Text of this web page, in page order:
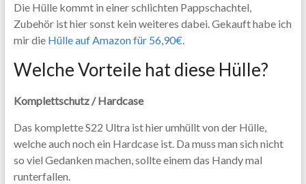
Die Hülle kommt in einer schlichten Pappschachtel,
Zubehör ist hier sonst kein weiteres dabei. Gekauft habe ich
mir die Hülle auf Amazon für 56,90€.
Welche Vorteile hat diese Hülle?
Komplettschutz / Hardcase
Das komplette S22 Ultra ist hier umhüllt von der Hülle,
welche auch noch ein Hardcase ist. Da muss man sich nicht
so viel Gedanken machen, sollte einem das Handy mal
runterfallen.